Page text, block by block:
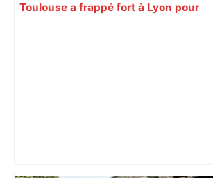
Toulouse a frappé fort à Lyon pour